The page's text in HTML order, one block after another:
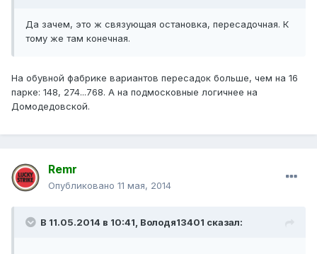
Да зачем, это ж связующая остановка, пересадочная. К
тому же там конечная.
На обувной фабрике вариантов пересадок больше, чем на 16
парке: 148, 274...768. А на подмосковные логичнее на
Домодедовской.
Remr
Опубликовано 11 мая, 2014
В 11.05.2014 в 10:41, Володя13401 сказал: